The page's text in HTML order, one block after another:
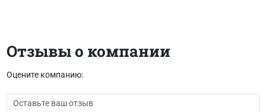
Отзывы о компании
Оцените компанию: